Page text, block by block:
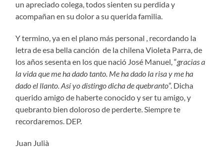
un apreciado colega, todos sienten su perdida y
acompañan en su dolor a su querida familia.
Y termino, ya en el plano más personal , recordando la
letra de esa bella canción de la chilena Violeta Parra, de
los años sesenta en los que nació José Manuel, “gracias a
la vida que me ha dado tanto. Me ha dado la risa y me ha
dado el llanto. Así yo distingo dicha de quebranto”. Dicha
querido amigo de haberte conocido y ser tu amigo, y
quebranto bien doloroso de perderte. Siempre te
recordaremos. DEP.
Juan Julià